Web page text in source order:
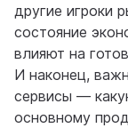
другие игроки
состояние
влияют на
И наконец,
сервисы —
основному